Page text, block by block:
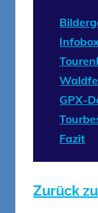
GPX-
Fazit
Zurück